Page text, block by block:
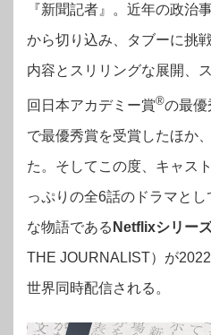
『新聞記者』。近年の政治
から切り込み、タブーに挑
内容とスリリングな展開、
回日本アカデミー賞®の最優
で最優秀賞を受賞したほか
た。そしてこの度、キャス
っぷりの全6話のドラマと
な物語である Netflixシリー
THE JOURNALIST）が
世界同時配信される。